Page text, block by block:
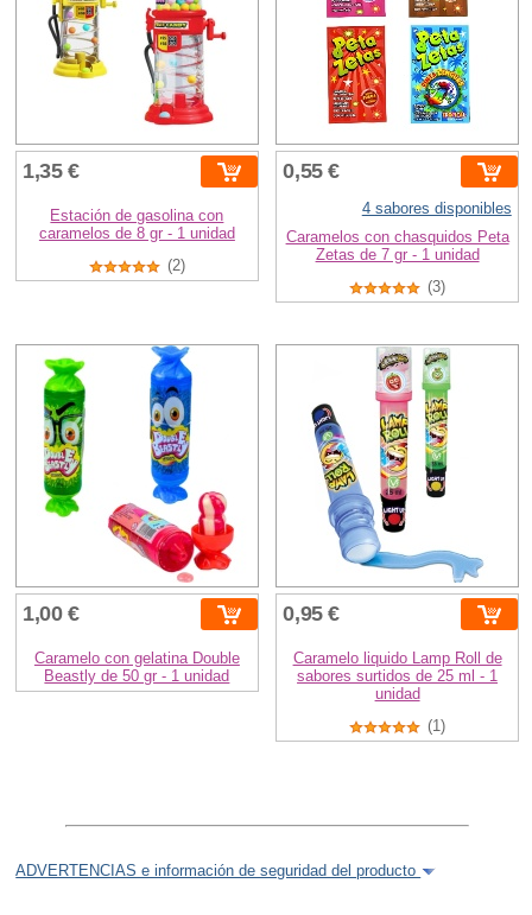
1,35 €
Estación de gasolina con
caramelos de 8 gr - 1 unidad
(2)
0,55 €
4 sabores disponibles
Caramelos con chasquidos Peta
Zetas de 7 gr - 1 unidad
(3)
1,00 €
Caramelo con gelatina Double
Beastly de 50 gr - 1 unidad
0,95 €
Caramelo liquido Lamp Roll de
sabores surtidos de 25 ml - 1
unidad
(1)
ADVERTENCIAS e información de seguridad del producto